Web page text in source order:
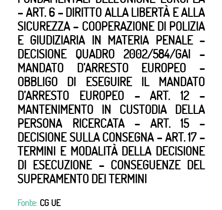
– ART. 6 – DIRITTO ALLA LIBERTÀ E ALLA
SICUREZZA – COOPERAZIONE DI POLIZIA
E GIUDIZIARIA IN MATERIA PENALE –
DECISIONE QUADRO 2002/584/GAI –
MANDATO D’ARRESTO EUROPEO –
OBBLIGO DI ESEGUIRE IL MANDATO
D’ARRESTO EUROPEO – ART. 12 –
MANTENIMENTO IN CUSTODIA DELLA
PERSONA RICERCATA – ART. 15 –
DECISIONE SULLA CONSEGNA – ART. 17 –
TERMINI E MODALITÀ DELLA DECISIONE
DI ESECUZIONE – CONSEGUENZE DEL
SUPERAMENTO DEI TERMINI
Fonte: CG UE